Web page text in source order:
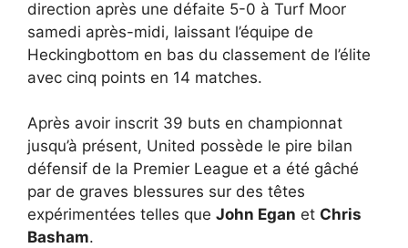
direction après une défaite 5-0 à Turf Moor
samedi après-midi, laissant l’équipe de
Heckingbottom en bas du classement de l’élite
avec cinq points en 14 matches.
Après avoir inscrit 39 buts en championnat
jusqu’à présent, United possède le pire bilan
défensif de la Premier League et a été gâché
par de graves blessures sur des têtes
expérimentées telles que John Egan et Chris
Basham.